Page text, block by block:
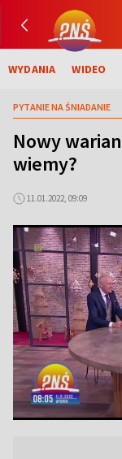
WYDANIA WIDEO
PYTANIE NA ŚNIADANIE
Nowy
wiemy?
11.01.2022, 09:09